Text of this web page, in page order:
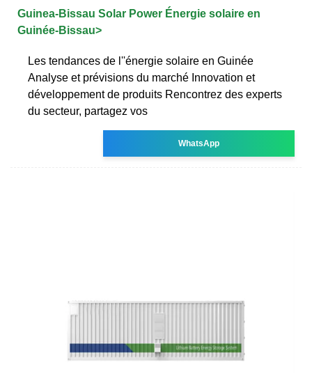
Guinea-Bissau Solar Power Énergie solaire en
Guinée-Bissau>
Les tendances de l''énergie solaire en Guinée
Analyse et prévisions du marché Innovation et
développement de produits Rencontrez des experts
du secteur, partagez vos
WhatsApp